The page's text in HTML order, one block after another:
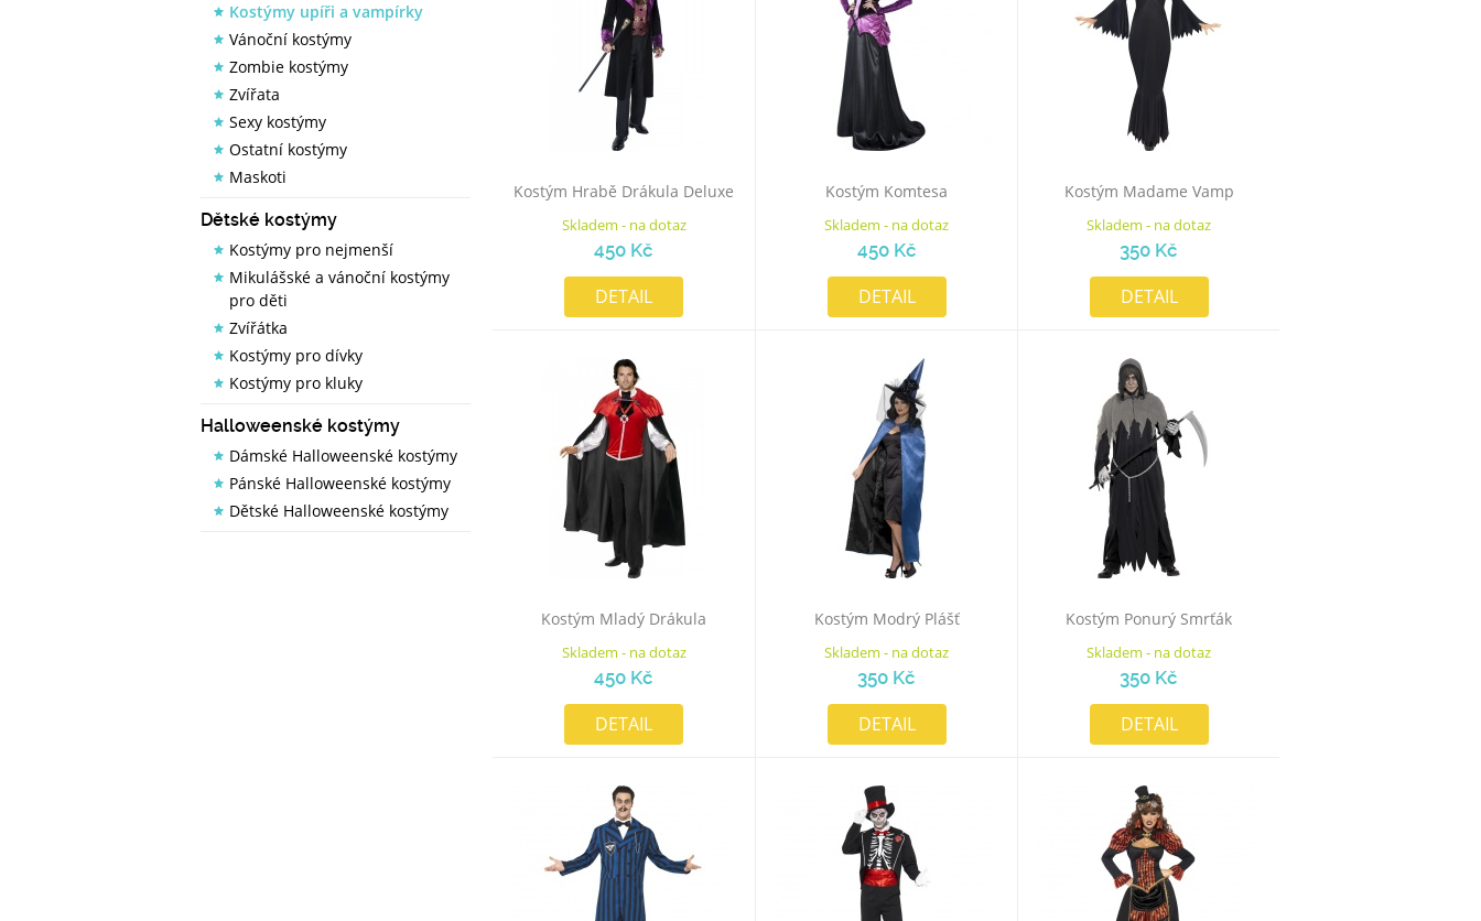
Kostýmy upíři a vampírky
Vánoční kostýmy
Zombie kostýmy
Zvířata
Sexy kostýmy
Ostatní kostýmy
Maskoti
Dětské kostýmy
Kostýmy pro nejmenší
Mikulášské a vánoční kostýmy
pro děti
Zvířátka
Kostýmy pro dívky
Kostýmy pro kluky
Halloweenské kostýmy
Dámské Halloweenské kostýmy
Pánské Halloweenské kostýmy
Dětské Halloweenské kostýmy
Kostým Hrabě Drákula Deluxe
Skladem - na dotaz
450 Kč
DETAIL
Kostým Komtesa
Skladem - na dotaz
450 Kč
DETAIL
Kostým Madame Vamp
Skladem - na dotaz
350 Kč
DETAIL
Kostým Mladý Drákula
Skladem - na dotaz
450 Kč
DETAIL
Kostým Modrý Plášť
Skladem - na dotaz
350 Kč
DETAIL
Kostým Ponurý Smrťák
Skladem - na dotaz
350 Kč
DETAIL